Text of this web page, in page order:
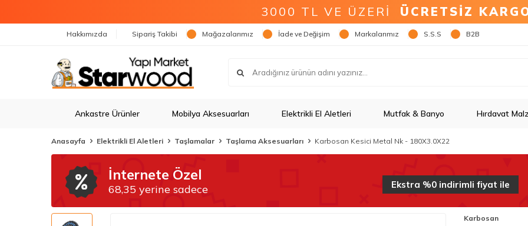
3000 TL VE ÜZERİ ÜCRETSİZ
Hakkımızda Sipariş Takibi Mağazalarımız İade ve Değişim Markalarımız S.S.S B2B
Ankastre Ürünler Mobilya Aksesuarları Elektrikli El Aletleri Mutfak & Banyo Hırdavat
Anasayfa Elektrikli El Aletleri Taşlamalar Taşlama Aksesuarları Karbosan Kesici Metal Nk - 180X3.0X22
İnternete Özel
68,35 yerine sadece Ekstra %0 indirimli fiyat ile
Karbosan